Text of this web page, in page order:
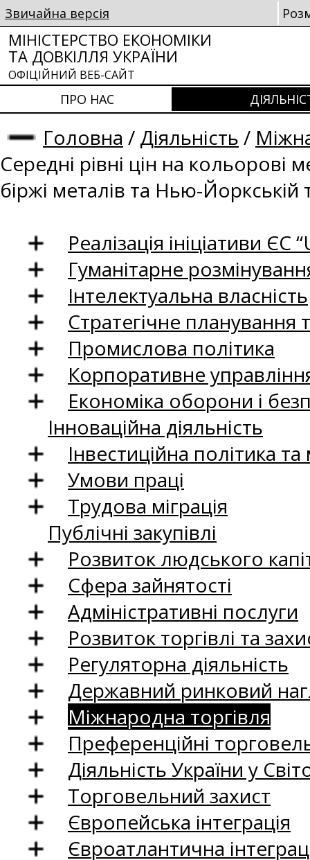
Звичайна версія
МІНІСТЕРСТВО ЕКОНОМІКИ
ТА ДОВКІЛЛЯ УКРАЇНИ
ОФІЦІЙНИЙ ВЕБ-САЙТ
ПРО НАС
Головна / Діяльність /
Середні рівні цін на кольорові
біржі металів та Нью-Йоркській
Реалізація ініціативи ЄС
Гуманітарне
Інтелектуальна власність
Стратегічне
Промислова політика
Корпоративне
Економіка оборони і
Інноваційна діяльність
Інвестиційна політика
Умови праці
Трудова міграція
Публічні закупівлі
Розвиток людського
Сфера зайнятості
Адміністративні послуги
Розвиток торгівлі та
Регуляторна діяльність
Державний ринковий
Міжнародна торгівля
Преференційні
Діяльність України у
Торговельний захист
Європейська інтеграція
Євроатлантична